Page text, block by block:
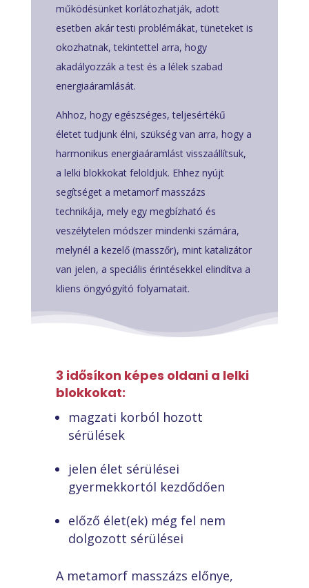
működésünket korlátozhatják, adott
esetben akár testi problémákat, tüneteket is
okozhatnak, tekintettel arra, hogy
akadályozzák a test és a lélek szabad
energiaáramlását.
Ahhoz, hogy egészséges, teljesértékű
életet tudjunk élni, szükség van arra, hogy a
harmonikus energiaáramlást visszaállítsuk,
a lelki blokkokat feloldjuk. Ehhez nyújt
segítséget a metamorf masszázs
technikája, mely egy megbízható és
veszélytelen módszer mindenki számára,
melynél a kezelő (masszőr), mint katalizátor
van jelen, a speciális érintésekkel elindítva a
kliens öngyógyító folyamatait.
3 idősíkon képes oldani a lelki
blokkokat:
magzati korból hozott
sérülések
jelen élet sérülései
gyermekkortól kezdődően
előző élet(ek) még fel nem
dolgozott sérülései
A metamorf masszázs előnye,